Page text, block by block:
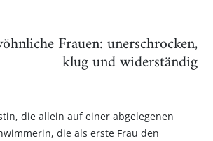
Frauen: unerschrocken,
klug und widerständig
die allein auf einer abgelegenen
die als erste Frau den